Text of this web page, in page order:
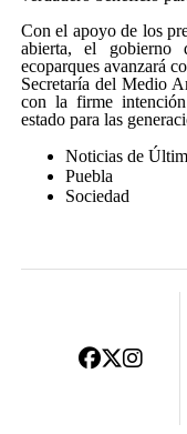
Con el apoyo de los
abierta, el gobierno
ecoparques avanzará
Secretaría del Medio
con la firme
estado para las
Noticias de
Puebla
Sociedad